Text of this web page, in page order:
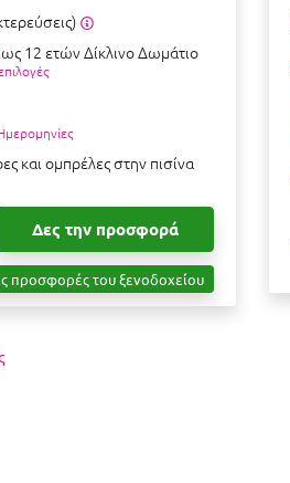
12 ετώνΔίκλινο Δωμάτιο
και ομπρέλες στην πισίνα
Δες την προσφορά
προσφορές του ξενοδοχείου